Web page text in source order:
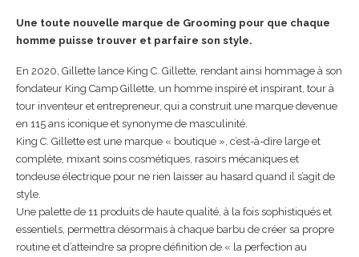
Une toute nouvelle marque de Grooming pour que chaque
homme puisse trouver et parfaire son style.
En 2020, Gillette lance King C. Gillette, rendant ainsi hommage à son
fondateur King Camp Gillette, un homme inspiré et inspirant, tour à
tour inventeur et entrepreneur, qui a construit une marque devenue
en 115 ans iconique et synonyme de masculinité.
King C. Gillette est une marque « boutique », c’est-à-dire large et
complète, mixant soins cosmétiques, rasoirs mécaniques et
tondeuse électrique pour ne rien laisser au hasard quand il s’agit de
style.
Une palette de 11 produits de haute qualité, à la fois sophistiqués et
essentiels, permettra désormais à chaque barbu de créer sa propre
routine et d’atteindre sa propre définition de « la perfection au